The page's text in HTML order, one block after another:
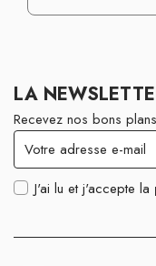
LA
Recevez nos bons
J'ai lu et j'accepte la